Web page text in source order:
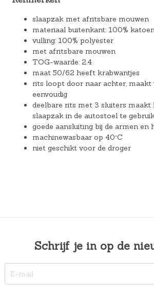
slaapzak met afritsbare mouwen
materiaal buitenkant: 100%
vulling: 100% polyester
met afritsbare mouwen
TOG-waarde: 2.4
maat 50/62 heeft krabwantjes
rits loopt door naar achter, maakt
eenvoudig
deelbare rits met 3 sluiters maakt
slaapzak in de autostoel te
goede aansluiting bij de armen en
machinewasbaar op 40°C
niet geschikt voor de droger
Schrijf je in op de